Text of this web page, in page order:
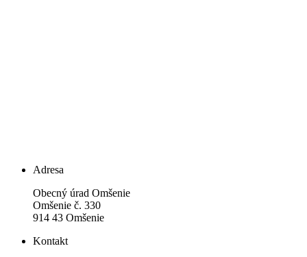
Adresa
Obecný úrad Omšenie
Omšenie č. 330
914 43 Omšenie
Kontakt